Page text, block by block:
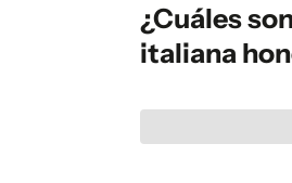
¿Cuáles
italiana